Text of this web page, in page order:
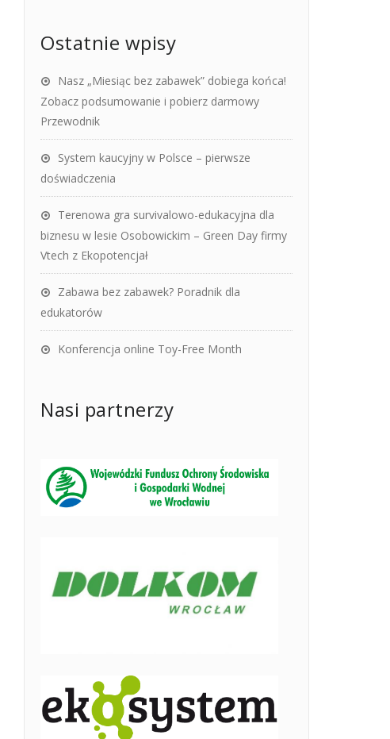
Ostatnie wpisy
Nasz „Miesiąc bez zabawek” dobiega końca!
Zobacz podsumowanie i pobierz darmowy
Przewodnik
System kaucyjny w Polsce – pierwsze
doświadczenia
Terenowa gra survivalowo-edukacyjna dla
biznesu w lesie Osobowickim – Green Day firmy
Vtech z Ekopotencjał
Zabawa bez zabawek? Poradnik dla
edukatorów
Konferencja online Toy-Free Month
Nasi partnerzy